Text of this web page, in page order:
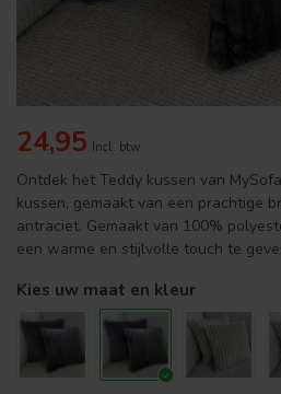
24,95 Incl. btw
Ontdek het Teddy kussen van
kussen, gemaakt van een prachtige
antraciet. Gemaakt van 100%
een warme en stijlvolle touch te
Kies uw maat en kleur